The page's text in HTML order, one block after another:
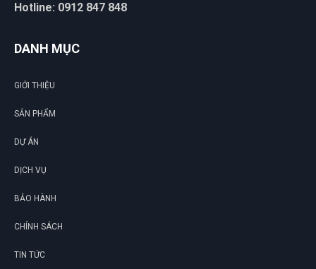
Hotline: 0912 847 848
DANH MỤC
GIỚI THIỆU
SẢN PHẨM
DỰ ÁN
DỊCH VỤ
BẢO HÀNH
CHÍNH SÁCH
TIN TỨC